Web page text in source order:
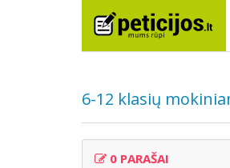
6-12 klasių
0 PARAŠAI